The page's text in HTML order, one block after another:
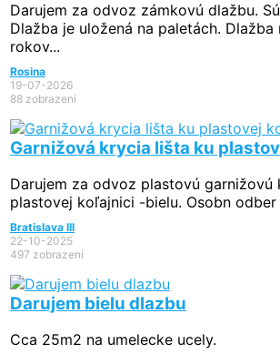
Darujem za odvoz zámkovú dlažbu.
Dlažba je uložená na paletách. Dlažba
rokov...
Rosina
19-07-2026
88 zobrazení
Garnižová krycia lišta ku
Darujem za odvoz plastovú garnižovú
plastovej koľajnici -bielu. Osobn odber
Bratislava III
22-10-2025
497 zobrazení
Darujem bielu dlazbu
Cca 25m2 na umelecke ucely.